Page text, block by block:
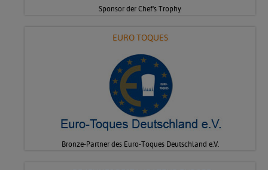
Sponsor der Chef's Trophy
EURO TOQUES
Bronze-Partner des Euro-Toques Deutschland e.V.